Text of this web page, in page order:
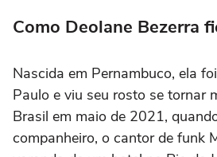
Como Deolane Bezerra
Nascida em Pernambuco, ela
Paulo e viu seu rosto se tornar
Brasil em maio de 2021,
companheiro, o cantor de funk